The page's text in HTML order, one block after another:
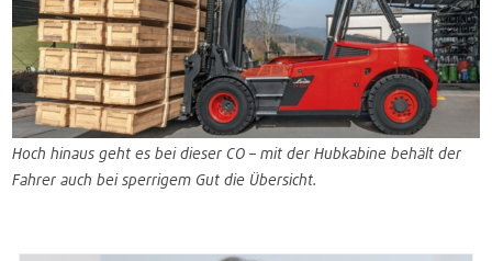
Hoch hinaus geht es bei dieser CO – mit der Hubkabine behält der
Fahrer auch bei sperrigem Gut die Übersicht.